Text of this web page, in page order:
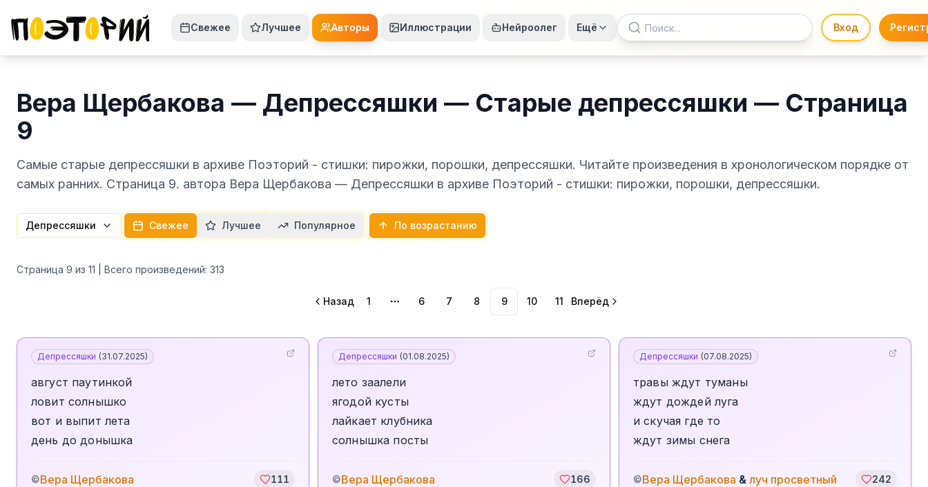
Свежее Лучшее Авторы Иллюстрации Нейроолег Ещё Вход
Вера Щербакова — Депрессяшки — Старые депрессяшки — Страница
9
Самые старые депрессяшки в архиве Поэторий - стишки: пирожки, порошки, депрессяшки. Читайте произведения в хронологическом порядке от
самых ранних. Страница 9. автора Вера Щербакова — Депрессяшки в архиве Поэторий - стишки: пирожки, порошки, депрессяшки.
Депрессяшки Свежее Лучшее Популярное По возрастанию
Страница 9 из 11 | Всего произведений: 313
Назад 1
More pages
6 7 8 9 10 11 Вперёд
Депрессяшки (31.07.2025)
август паутинкой
ловит солнышко
вот и выпит лета
день до донышка
©Вера Щербакова 111
Депрессяшки (01.08.2025)
лето заалели
ягодой кусты
лайкает клубника
солнышка посты
©Вера Щербакова 166
Депрессяшки (07.08.2025)
травы ждут туманы
ждут дождей луга
и скучая где то
ждут зимы снега
©Вера Щербакова & луч просветный 242